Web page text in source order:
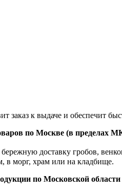
заказ к выдаче и обеспечит
по Москве (в пределах
доставку гробов,
в морг, храм или на кладбище.
по Московской